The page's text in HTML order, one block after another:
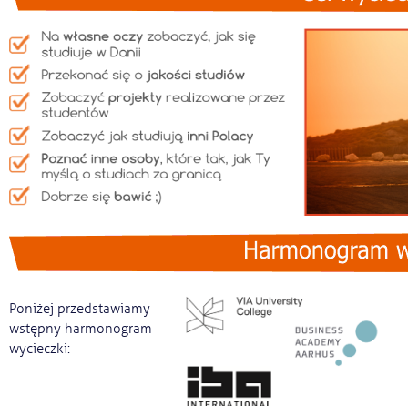
Poniżej przedstawiamy
wstępny harmonogram
wycieczki: